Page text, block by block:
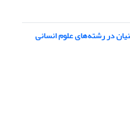
در رشته‌های علوم انسانی